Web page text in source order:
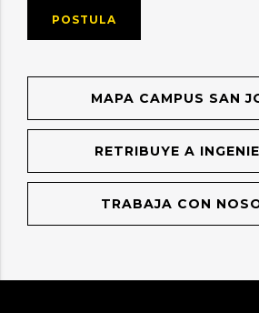
POSTULA
MAPA CAMPUS SAN
RETRIBUYE A
TRABAJA CON